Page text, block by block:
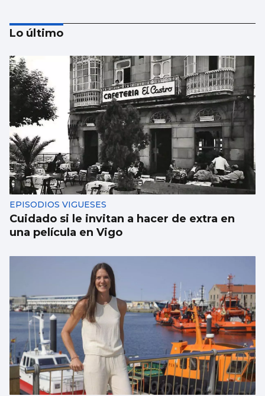
57 RALLY RÍAS BAIXAS
Los coches del 57 Rally Rías Baixas
empiezan a quemar rueda por el Monte
Alba
Lo último
EPISODIOS VIGUESES
Cuidado si le invitan a hacer de extra en
una película en Vigo